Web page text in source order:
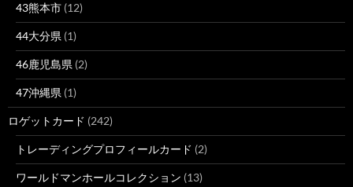
43熊本市 (12)
44大分県 (1)
46鹿児島県 (2)
47沖縄県 (1)
ロゲットカード (242)
トレーディングプロフィールカード (2)
ワールドマンホールコレクション (13)